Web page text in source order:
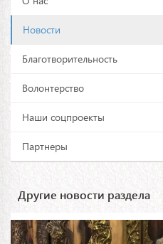
Новости
Благотворительность
Волонтерство
Наши соцпроекты
Партнеры
Другие новости раздела